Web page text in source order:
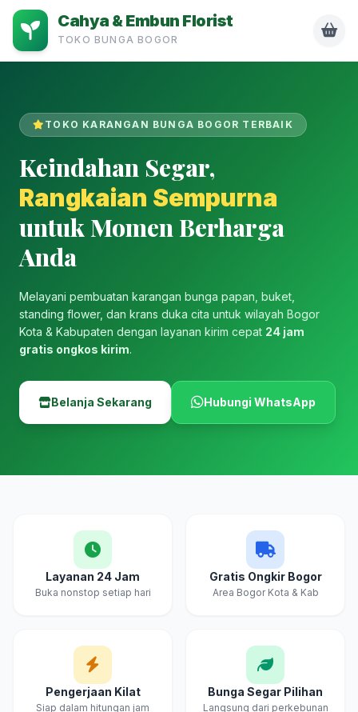
Cahya & Embun Florist
TOKO BUNGA BOGOR
TOKO KARANGAN BUNGA BOGOR TERBAIK
Keindahan Segar,
Rangkaian Sempurna
untuk Momen Berharga
Anda
Melayani pembuatan karangan bunga papan, buket,
standing flower, dan krans duka cita untuk wilayah Bogor
Kota & Kabupaten dengan layanan kirim cepat 24 jam
gratis ongkos kirim.
Belanja Sekarang Hubungi WhatsApp
Layanan 24 Jam
Buka nonstop setiap hari
Gratis Ongkir Bogor
Area Bogor Kota & Kab
Pengerjaan Kilat
Siap dalam hitungan jam
Bunga Segar Pilihan
Langsung dari perkebunan